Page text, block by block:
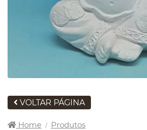
VOLTAR PÁGINA
Home / Produtos